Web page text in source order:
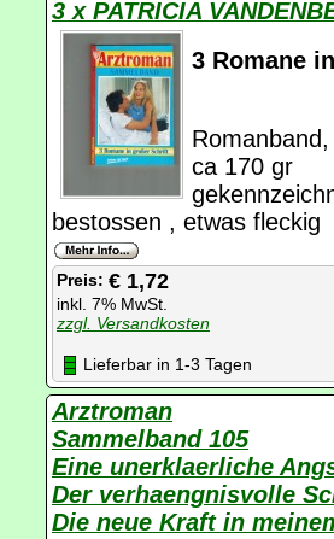
3 x PATRICIA
3 Romane
ca 170 gr
bestossen , etwas fleckig
Preis: € 1,72
inkl. 7% MwSt.
zzgl. Versandkosten
Lieferbar in 1-3 Tagen
Arztroman
Sammelband 105
Eine unerklaerliche
Der verhaengnisvolle
Die neue Kraft in